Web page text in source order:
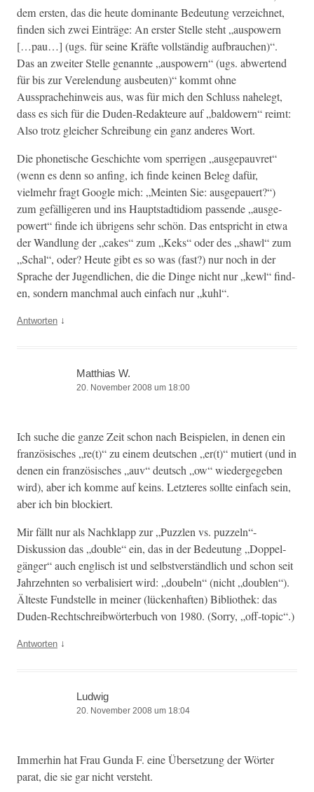
dem ersten, das die heute dom­i­nante Bedeu­tung verze­ich­net,
find­en sich zwei Ein­träge: An erster Stelle ste­ht „aus­pow­ern
[…pau…] (ugs. für seine Kräfte voll­ständig auf­brauchen)“.
Das an zweit­er Stelle genan­nte „aus­pow­ern“ (ugs. abw­er­tend
für bis zur Vere­len­dung aus­beuten)“ kommt ohne
Aussprachehin­weis aus, was für mich den Schluss nahelegt,
dass es sich für die Duden-Redak­teure auf „bal­dow­ern“ reimt:
Also trotz gle­ich­er Schrei­bung ein ganz anderes Wort.
Die phonetis­che Geschichte vom sper­ri­gen „aus­gepau­vret“
(wenn es denn so anf­ing, ich finde keinen Beleg dafür,
vielmehr fragt Google mich: „Mein­ten Sie: aus­gepauert?“)
zum gefäl­ligeren und ins Haupt­stad­tid­iom passende „aus­ge­
pow­ert“ finde ich übri­gens sehr schön. Das entspricht in etwa
der Wand­lung der „cakes“ zum „Keks“ oder des „shawl“ zum
„Schal“, oder? Heute gibt es so was (fast?) nur noch in der
Sprache der Jugendlichen, die die Dinge nicht nur „kewl“ find­
en, son­dern manch­mal auch ein­fach nur „kuhl“.
Antworten ↓
Matthias W.
20. November 2008 um 18:00
Ich suche die ganze Zeit schon nach Beispie­len, in denen ein
franzö­sis­ches „re(t)“ zu einem deutschen „er(t)“ mutiert (und in
denen ein franzö­sis­ches „auv“ deutsch „ow“ wiedergegeben
wird), aber ich komme auf keins. Let­zteres sollte ein­fach sein,
aber ich bin blockiert.
Mir fällt nur als Nachk­lapp zur „Puz­zlen vs. puzzeln“-
Diskussion das „dou­ble“ ein, das in der Bedeu­tung „Dop­pel­
gänger“ auch englisch ist und selb­stver­ständlich und schon seit
Jahrzehn­ten so ver­bal­isiert wird: „doubeln“ (nicht „dou­blen“).
Älteste Fund­stelle in mein­er (lück­en­haften) Bib­lio­thek: das
Duden-Rechtschreib­wörter­buch von 1980. (Sor­ry, „off-top­ic“.)
Antworten ↓
Ludwig
20. November 2008 um 18:04
Immer­hin hat Frau Gun­da F. eine Über­set­zung der Wörter
parat, die sie gar nicht versteht.